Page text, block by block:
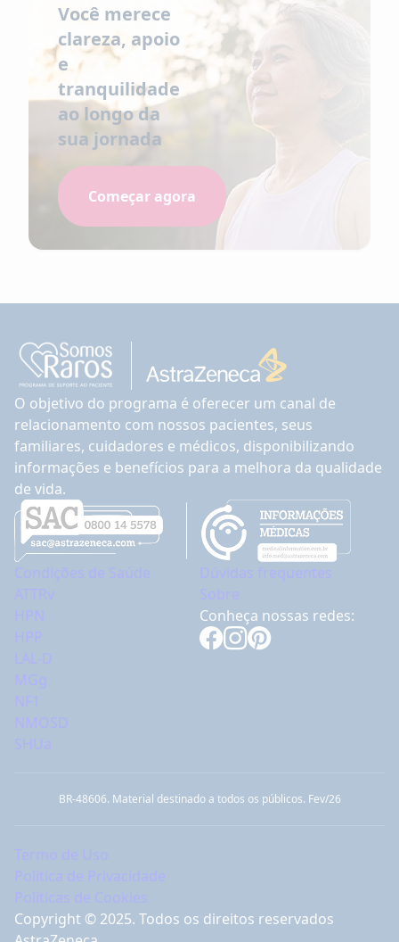
Você merece
clareza, apoio
e
tranquilidade
ao longo da
sua jornada
Começar agora
O objetivo do programa é oferecer um canal de
relacionamento com nossos pacientes, seus
familiares, cuidadores e médicos, disponibilizando
informações e benefícios para a melhora da qualidade
de vida.
Condições de Saúde
ATTRv
HPN
HPP
LAL-D
MGg
NF1
NMOSD
SHUa
Dúvidas frequentes
Sobre
Conheça nossas redes:
BR-48606. Material destinado a todos os públicos. Fev/26
Copyright © 2025. Todos os direitos reservados
Termo de Uso
Política de Privacidade
Políticas de Cookies